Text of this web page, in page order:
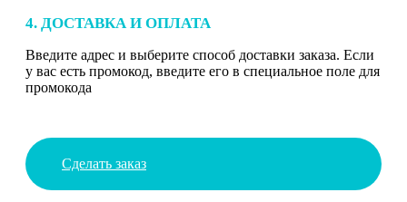
4. ДОСТАВКА И ОПЛАТА
Введите адрес и выберите способ доставки заказа. Если
у вас есть промокод, введите его в специальное поле для
промокода
Сделать заказ